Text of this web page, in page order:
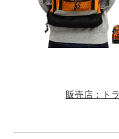
販売店：ト